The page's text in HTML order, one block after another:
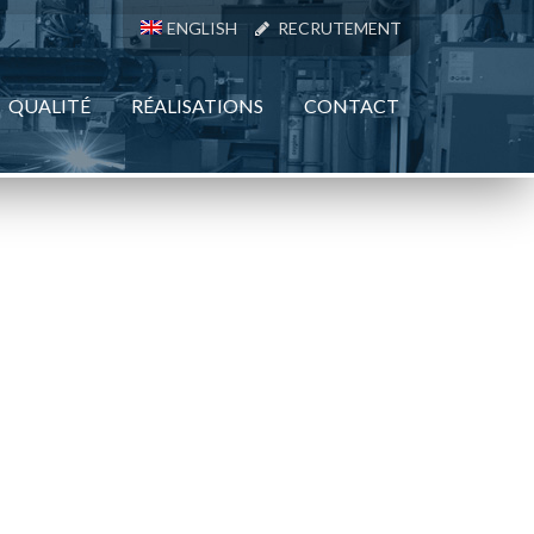
ENGLISH RECRUTEMENT
QUALITÉ RÉALISATIONS CONTACT